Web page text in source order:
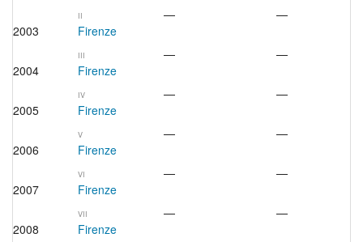
2003
II
Firenze
— —
2004
III
Firenze
— —
2005
IV
Firenze
— —
2006
V
Firenze
— —
2007
VI
Firenze
— —
2008
VII
Firenze
— —